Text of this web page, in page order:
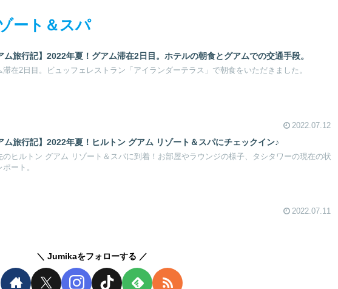
ート＆スパ
ム旅行記】2022年夏！グアム滞在2日目。ホテルの朝食とグアムでの交通手段。
滞在2日目。ビュッフェレストラン「アイランダーテラス」で朝食をいただきました。
2022.07.12
ム旅行記】2022年夏！ヒルトン グアム リゾート＆スパにチェックイン♪
のヒルトン グアム リゾート＆スパに到着！お部屋やラウンジの様子、タシタワーの現在の状
ート。
2022.07.11
Jumikaをフォローする